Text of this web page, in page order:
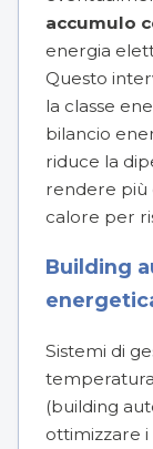
accumulo
energia
Questo
la classe
bilancio
riduce la
rendere più
calore per
Building
Sistemi di
(building
ottimizzare i